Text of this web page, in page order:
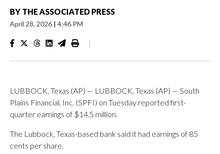
BY THE ASSOCIATED PRESS
April 28, 2026 | 4:46 PM
|
LUBBOCK, Texas (AP) — LUBBOCK, Texas (AP) — South
Plains Financial, Inc. (SPFI) on Tuesday reported first-
quarter earnings of $14.5 million.
The Lubbock, Texas-based bank said it had earnings of 85
cents per share.